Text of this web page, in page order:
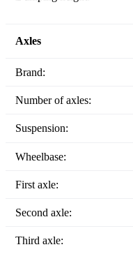
Axles
Brand:
Number of axles:
Suspension:
Wheelbase:
First axle:
Second axle:
Third axle: